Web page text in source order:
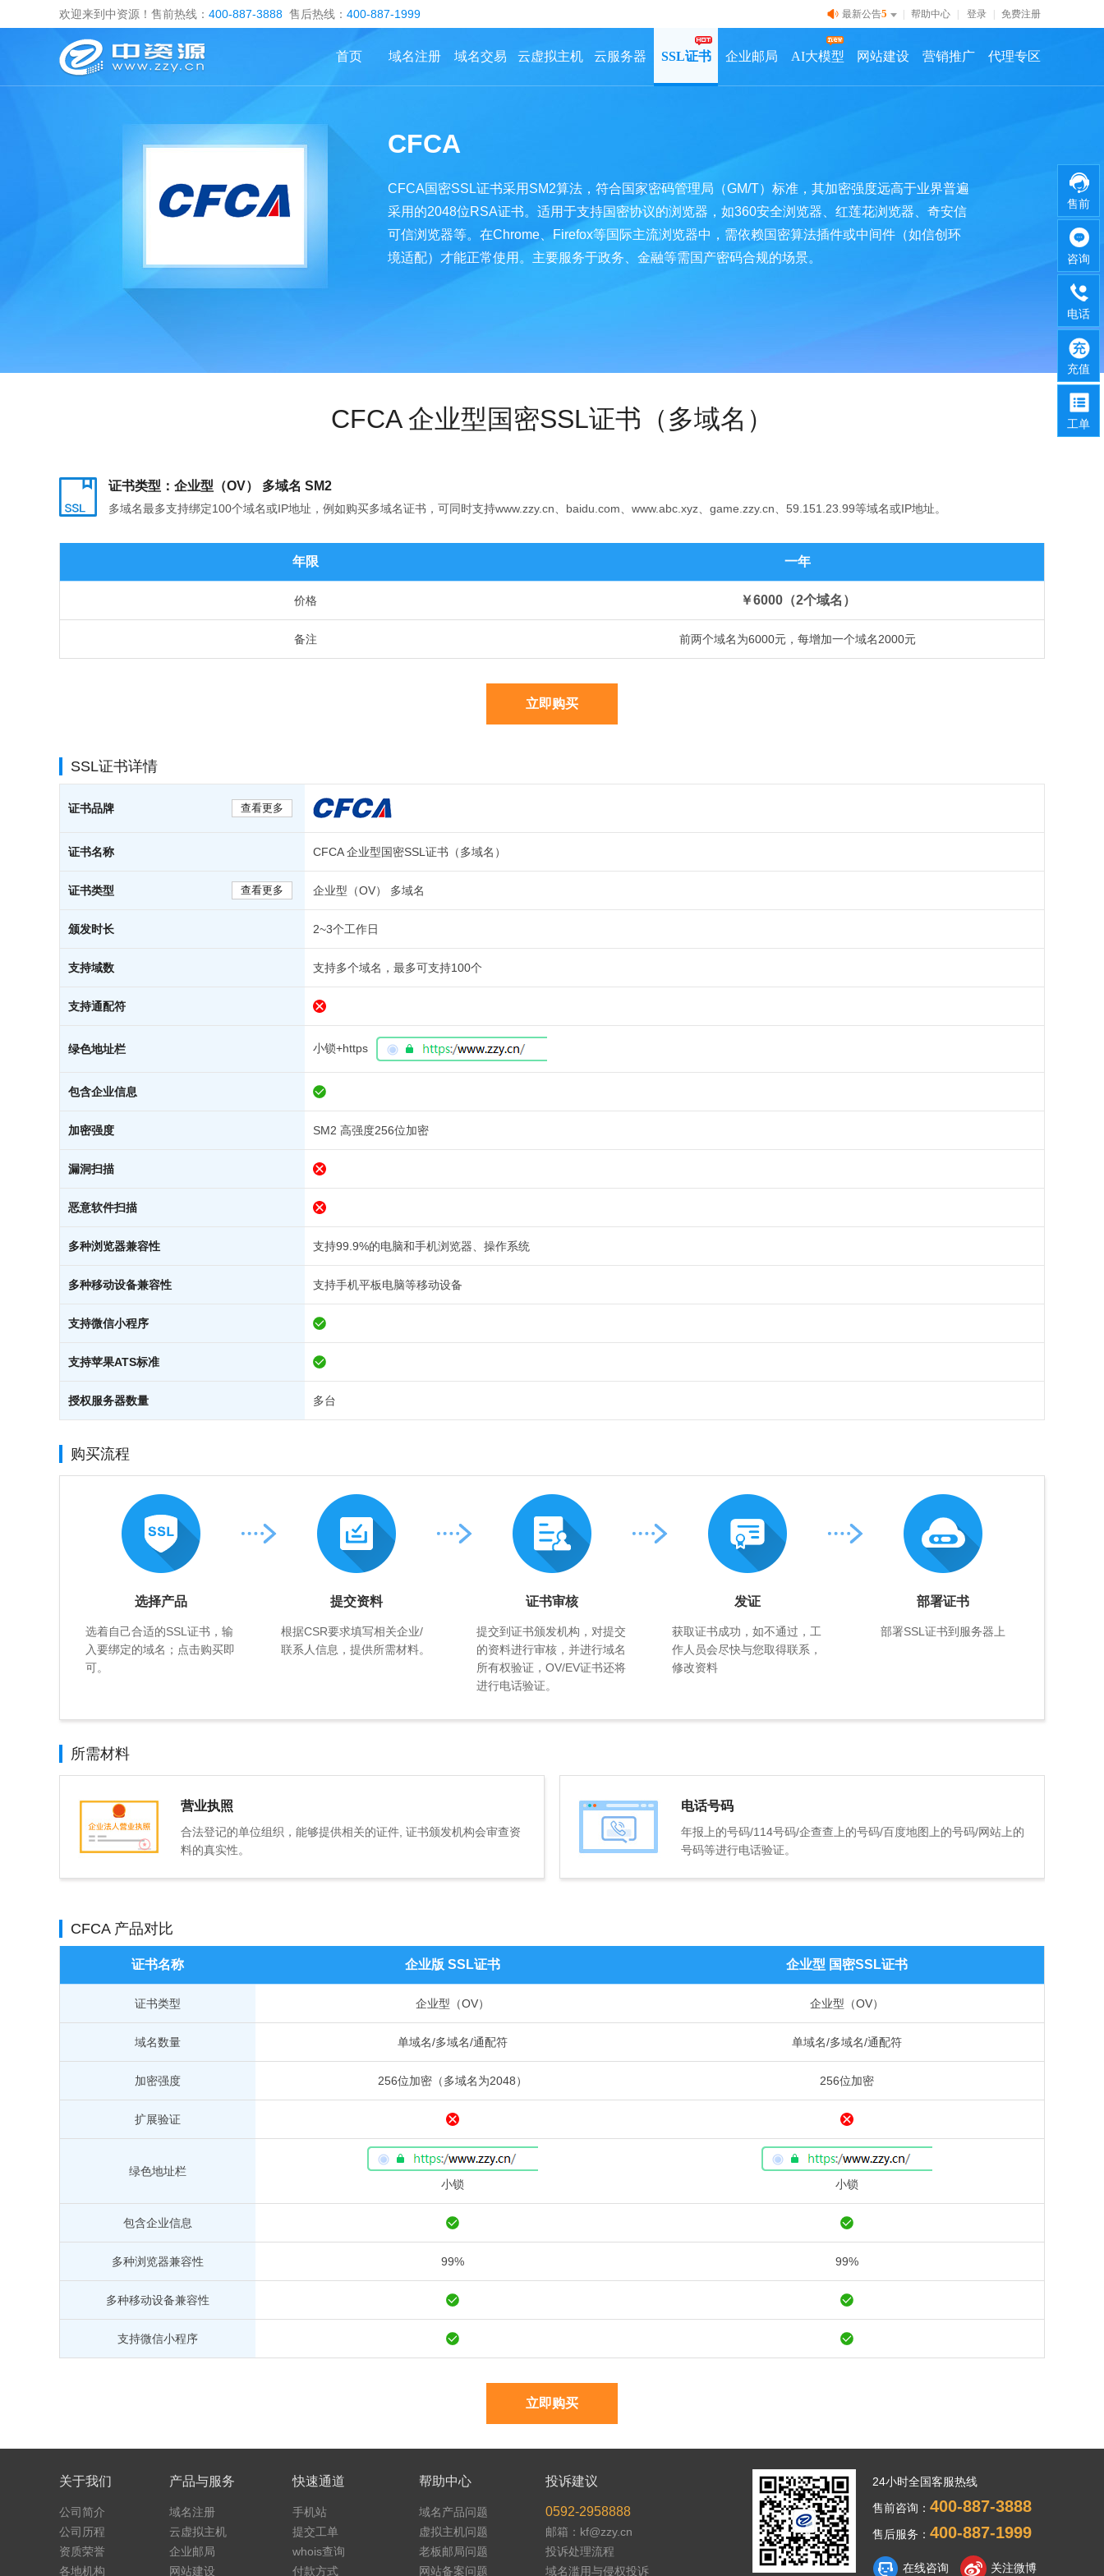
售前
咨询
电话
充值
工单
欢迎来到中资源！售前热线： 400-887-3888 售后热线： 400-887-1999 登录 免费注册
最新公告5 帮助中心
代理专区
营销推广
网站建设
AI大模型
企业邮局
SSL证书
云服务器
云虚拟主机
域名交易
域名注册
首页
CFCA
CFCA国密SSL证书采用SM2算法，符合国家密码管理局（GM/T）标准，其加密强度远高于业界普遍
采用的2048位RSA证书‌。适用于支持国密协议的浏览器，如360安全浏览器、红莲花浏览器、奇安信
可信浏览器等。在Chrome、Firefox等国际主流浏览器中，需依赖国密算法插件或中间件（如信创环
境适配）才能正常使用。主要服务于政务、金融等需国产密码合规的场景。
CFCA 企业型国密SSL证书（多域名）
证书类型：企业型（OV） 多域名 SM2
多域名最多支持绑定100个域名或IP地址，例如购买多域名证书，可同时支持www.zzy.cn、baidu.com、www.abc.xyz、game.zzy.cn、59.151.23.99等域名或IP地址。
年限 一年
价格 ￥6000（2个域名）
备注 前两个域名为6000元，每增加一个域名2000元
立即购买
SSL证书详情
查看更多
证书品牌
证书名称 CFCA 企业型国密SSL证书（多域名）
查看更多
证书类型 企业型（OV） 多域名
颁发时长 2~3个工作日
支持域数 支持多个域名，最多可支持100个
支持通配符
绿色地址栏 小锁+https
包含企业信息
加密强度 SM2 高强度256位加密
漏洞扫描
恶意软件扫描
多种浏览器兼容性 支持99.9%的电脑和手机浏览器、操作系统
多种移动设备兼容性 支持手机平板电脑等移动设备
支持微信小程序
支持苹果ATS标准
授权服务器数量 多台
购买流程
选择产品
选着自己合适的SSL证书，输
入要绑定的域名；点击购买即
可。
提交资料
根据CSR要求填写相关企业/
联系人信息，提供所需材料。
证书审核
提交到证书颁发机构，对提交
的资料进行审核，并进行域名
所有权验证，OV/EV证书还将
进行电话验证。
发证
获取证书成功，如不通过，工
作人员会尽快与您取得联系，
修改资料
部署证书
部署SSL证书到服务器上
所需材料
营业执照
合法登记的单位组织，能够提供相关的证件, 证书颁发机构会审查资
料的真实性。
电话号码
年报上的号码/114号码/企查查上的号码/百度地图上的号码/网站上的
号码等进行电话验证。
CFCA 产品对比
证书名称 企业版 SSL证书 企业型 国密SSL证书
证书类型 企业型（OV） 企业型（OV）
域名数量 单域名/多域名/通配符 单域名/多域名/通配符
加密强度 256位加密（多域名为2048） 256位加密
扩展验证
绿色地址栏
小锁
小锁
包含企业信息
多种浏览器兼容性 99% 99%
多种移动设备兼容性
支持微信小程序
立即购买
关于我们
公司简介
公司历程
资质荣誉
各地机构
产品与服务
域名注册
云虚拟主机
企业邮局
网站建设
快速通道
手机站
提交工单
whois查询
付款方式
帮助中心
域名产品问题
虚拟主机问题
老板邮局问题
网站备案问题
投诉建议
0592-2958888
邮箱：kf@zzy.cn
投诉处理流程
域名滥用与侵权投诉
24小时全国客服热线
售前咨询： 400-887-3888
售后服务： 400-887-1999
在线咨询 关注微博